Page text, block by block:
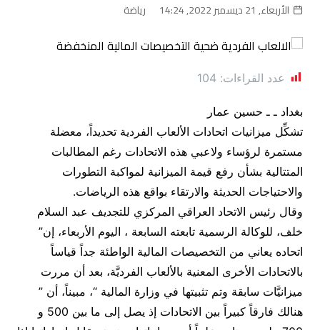
الأربعاء, 21 ديسمبر 2022, 14:24 رياضة
عدد القراءات: 104
بغداد ـ ـ حسين عمار
تشكِّل ميزانيات اتحادات الألعاب الفردية تحديداً، معضلة
مستمرة لرؤساء ولاعبي هذه الاتحادات رغم المطالبات
المتتالية بشأن رفع قيمة الميزانية لمواكبة التطورات
والاحتياجات الحديثة والارتقاء بواقع هذه الرياضات.
وقال رئيس الاتحاد العراقي المركزي للتجديف عبد السلام
خلف، للوكالة الرسمية تابعته السابعة ، اليوم الأربعاء، إن”
اتحاده يعاني من التخصيصات المالية الواطئة جداً قياساً
بالاتحادات الأخرى المعنية بالألعاب الفرديَّة، بعد أن مررت
ميزانيَّات سابقة وتم تثبيتها في وزارة المالية “، مبيناً، أن ”
هنالك فارقاً كبيراً بين الاتحادات إذ يصل إلى ما بين 500 و